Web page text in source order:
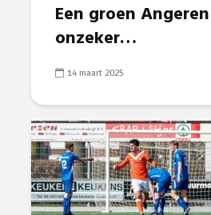
Een groen
onzeker…
14 maart 2025